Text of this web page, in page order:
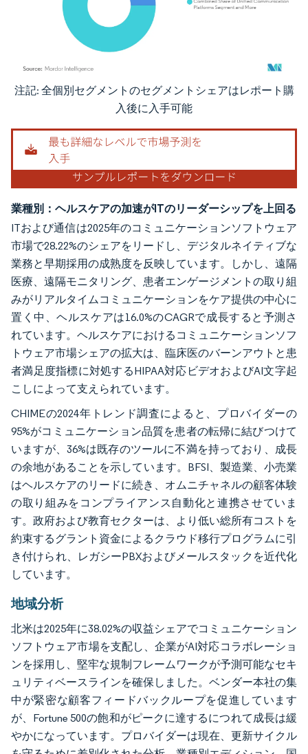
画像 © Mordor Intelligence。再利用にはCC BY 4.0の表示が必要です。
注記: 全個別セグメントのセグメントシェアはレポート購
入後に入手可能
業種別：ヘルスケアの加速がITのリーダーシップを上回る
ITおよび通信は2025年のコミュニケーションソフトウェア
市場で28.22%のシェアをリードし、デジタルネイティブな
業務と早期採用の成熟度を反映しています。しかし、遠隔
医療、遠隔モニタリング、患者エンゲージメントの取り組
みがリアルタイムコミュニケーションをケア提供の中心に
置く中、ヘルスケアは16.0%のCAGRで成長すると予測さ
れています。ヘルスケアにおけるコミュニケーションソフ
トウェア市場シェアの拡大は、臨床医のバーンアウトと患
者満足度指標に対処するHIPAA対応ビデオおよびAI文字起
こしによって支えられています。
CHIMEの2024年トレンド調査によると、プロバイダーの
95%がコミュニケーション品質を患者の転帰に結びつけて
いますが、36%は既存のツールに不満を持っており、成長
の余地があることを示しています。BFSI、製造業、小売業
はヘルスケアのリードに続き、オムニチャネルの顧客体験
の取り組みをコンプライアンス自動化と連携させていま
す。政府および教育セクターは、より低い総所有コストを
約束するグラント資金によるクラウド移行プログラムに引
き付けられ、レガシーPBXおよびメールスタックを近代化
しています。
地域分析
北米は2025年に38.02%の収益シェアでコミュニケーション
ソフトウェア市場を支配し、企業がAI対応コラボレーショ
ンを採用し、堅牢な規制フレームワークが予測可能なセキ
ュリティベースラインを確保しました。ベンダー本社の集
中が緊密な顧客フィードバックループを促進しています
が、Fortune 500の飽和がピークに達するにつれて成長は緩
やかになっています。プロバイダーは現在、更新サイクル